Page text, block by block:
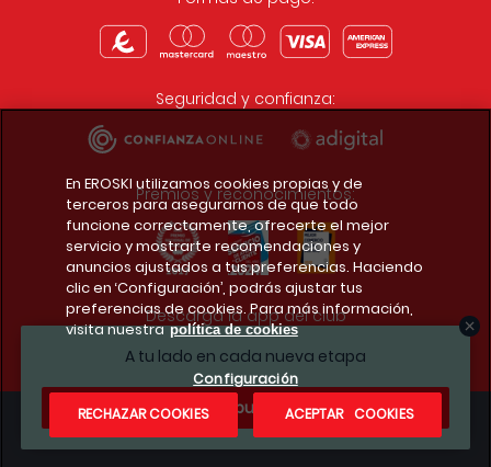
A tu lado en cada nueva etapa
¿Te apuntas?
Seguridad y confianza:
Premios y reconocimientos:
Descarga la app del club
Condiciones legales
En EROSKI utilizamos cookies propias y de
terceros para asegurarnos de que todo
funcione correctamente, ofrecerte el mejor
servicio y mostrarte recomendaciones y
anuncios ajustados a tus preferencias. Haciendo
clic en ‘Configuración’, podrás ajustar tus
preferencias de cookies. Para más información,
visita nuestra política de cookies
Configuración
RECHAZAR COOKIES
ACEPTAR COOKIES